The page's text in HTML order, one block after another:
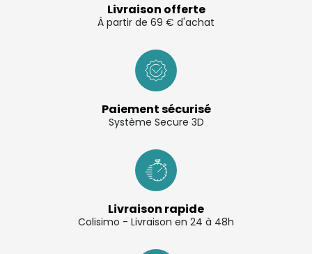
Livraison offerte
À partir de 69 € d'achat
Paiement sécurisé
Système Secure 3D
Livraison rapide
Colisimo - Livraison en 24 à 48h